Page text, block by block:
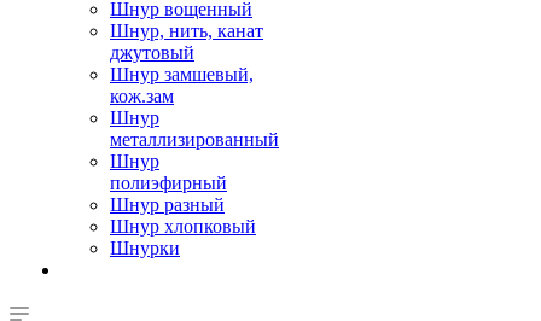
Шнур вощенный
Шнур, нить, канат
джутовый
Шнур замшевый,
кож.зам
Шнур
металлизированный
Шнур
полиэфирный
Шнур разный
Шнур хлопковый
Шнурки